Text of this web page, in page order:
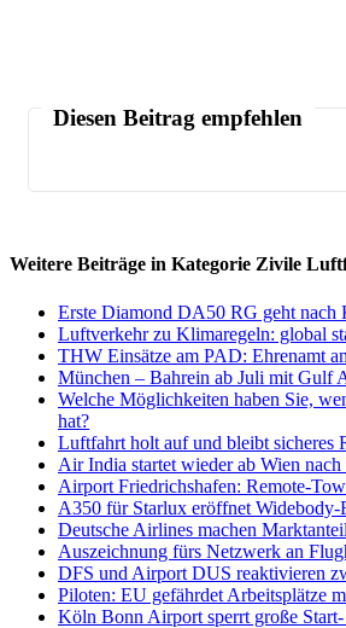
Diesen Beitrag empfehlen
Weitere Beiträge in Kategorie Zivile
Erste Diamond DA50 RG geht nach
Luftverkehr zu Klimaregeln: global
THW Einsätze am PAD: Ehrenamt
München – Bahrein ab Juli mit Gulf
Welche Möglichkeiten haben Sie,
hat?
Luftfahrt holt auf und bleibt sicheres
Air India startet wieder ab Wien
Airport Friedrichshafen: Remote-
A350 für Starlux eröffnet Widebody-
Deutsche Airlines machen
Auszeichnung fürs Netzwerk an
DFS und Airport DUS reaktivieren
Piloten: EU gefährdet Arbeitsplätze
Köln Bonn Airport sperrt große